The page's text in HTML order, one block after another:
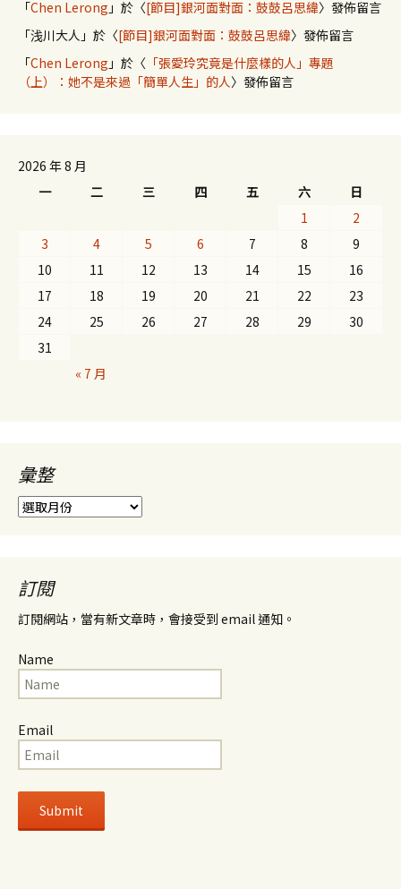
「Chen Lerong 」於〈[節目]銀河面對面：鼓鼓呂思緯〉發佈留言
「浅川大人 」於〈[節目]銀河面對面：鼓鼓呂思緯〉發佈留言
「Chen Lerong 」於〈 「張愛玲究竟是什麼樣的人」專題
（上）：她不是來過「簡單人生」的人〉發佈留言
2026 年 8 月
一
二 三 四 五 六
日
1
2
3
4 5 6 7 8
9
10
11 12 13 14 15
16
17
18 19 20 21 22
23
24
25 26 27 28 29
30
31
« 7 月
彙整
彙
整
訂閱
訂閱網站，當有新文章時，會接受到 email 通知。
Name
Email